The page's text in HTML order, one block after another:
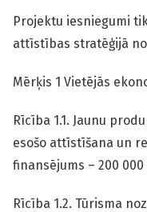
Projektu iesniegumi
attīstības stratēģijā
Mērķis 1 Vietējās
Rīcība 1.1. Jaunu
esošo attīstīšana un
finansējums – 200 000
Rīcība 1.2. Tūrisma